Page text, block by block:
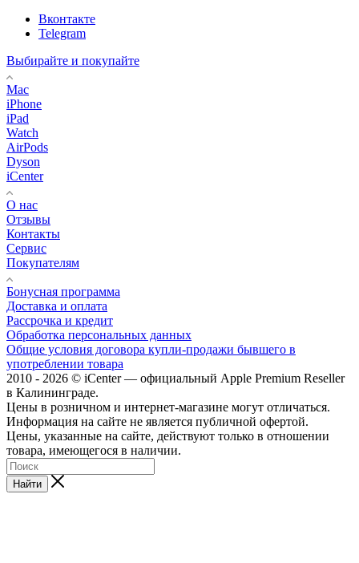
Вконтакте
Telegram
Выбирайте и покупайте
Mac
iPhone
iPad
Watch
AirPods
Dyson
iCenter
О нас
Отзывы
Контакты
Сервис
Покупателям
Бонусная программа
Доставка и оплата
Рассрочка и кредит
Обработка персональных данных
Общие условия договора купли-продажи бывшего в
употреблении товара
2010 - 2026 © iCenter — официальный Apple Premium Reseller
в Калининграде.
Цены в розничном и интернет-магазине могут отличаться.
Информация на сайте не является публичной офертой.
Цены, указанные на сайте, действуют только в отношении
товара, имеющегося в наличии.
Найти